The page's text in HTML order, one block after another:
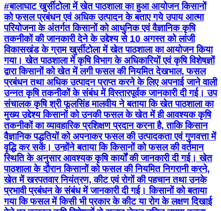
#बालाघाट खुर्सीटोला में खेत पाठशाला का हुआ आयोजन किसानों
को फसल प्रबंधन एवं अधिक उत्पादन के बताए गये उपाय आत्मा
परियोजना के अंतर्गत किसानों को आधुनिक एवं वैज्ञानिक कृषि
तकनीकों की जानकारी देने के उद्देश्य से 10 अगस्त को लांजी
विकासखंड के ग्राम खुर्सीटोला में खेत पाठशाला का आयोजन किया
गया। खेत पाठशाला में कृषि विभाग के अधिकारियों एवं कृषि विशेषज्ञों
द्वारा किसानों को खेत में लगी फसल की नियमित देखभाल, फसल
प्रबंधन तथा अधिक उत्पादन प्राप्त करने के लिए अपनाई जाने वाली
उन्नत कृषि तकनीकों के संबंध में विस्तारपूर्वक जानकारी दी गई। उप
संचालक कृषि श्री फूलसिंह मालवीय ने बताया कि खेत पाठशाला का
मुख्य उद्देश्य किसानों को उनकी फसल के खेत में ही आवश्यक कृषि
तकनीकों का व्यावहारिक प्रशिक्षण प्रदान करना है, ताकि किसान
वैज्ञानिक पद्धतियों को अपनाकर फसल की उत्पादकता एवं गुणवत्ता में
वृद्धि कर सकें। उन्होंने बताया कि किसानों को फसल की वर्तमान
स्थिति के अनुसार आवश्यक कृषि कार्यों की जानकारी दी गई। खेत
पाठशाला के दौरान किसानों को फसल की नियमित निगरानी करने,
खेत में खरपतवार नियंत्रण, कीट एवं रोगों की पहचान तथा उनके
प्रभावी प्रबंधन के संबंध में जानकारी दी गई। किसानों को बताया
गया कि फसल में किसी भी प्रकार के कीट या रोग के लक्षण दिखाई